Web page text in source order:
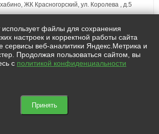
ЖК Красногорский, ул. Королева , д.5
255-74-75
zakaz@mfstudio.ru
Мы в социальных сетях:
| Студия MY FLOWERS STUDIO
файлы для сохранения
настроек и корректной работы сайта
сервисы веб-аналитики Яндекс.Метрика и
Продолжая пользоваться сайтом, вы
с политикой конфиденциальности
Принять